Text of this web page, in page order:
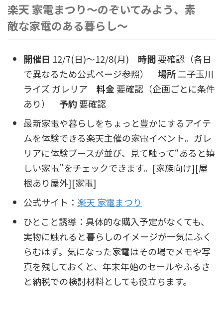
楽天 家電まつり～のぞいてみよう、素
敵な家電のある暮らし～
開催日 12/7(日)〜12/8(月) 時間要確認（各日
で異なるため公式ページ参照） 場所二子玉川
ライズ ガレリア 料金要確認（企画ごとに条件
あり） 予約要確認
最新家電や暮らしをちょっと豊かにするアイテ
ムを体験できる楽天主催の家電イベント。ガレ
リアに体験ブースが並び、見て触って“あると嬉
しい家電”をチェックできます。[家族向け][屋
根あり屋外][家電]
公式サイト： 楽天 家電まつり
ひとこと誘導：具体的な購入予定がなくても、
実物に触れると暮らしのイメージが一気にふく
らむはず。気になった家電はその場でメモや写
真を残しておくと、年末年始のセールやふるさ
と納税での検討材料としても役立ちます。